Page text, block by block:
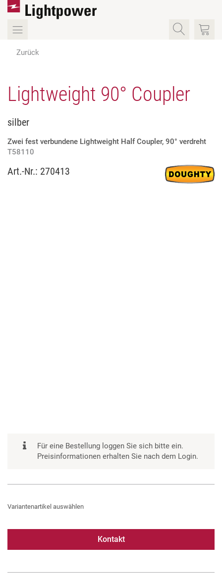
Zurück
Lightweight 90° Coupler
silber
Zwei fest verbundene Lightweight Half Coupler, 90° verdreht
T58110
Art.-Nr.: 270413
Für eine Bestellung loggen Sie sich bitte ein.
Preisinformationen erhalten Sie nach dem Login.
Variantenartikel auswählen
Kontakt